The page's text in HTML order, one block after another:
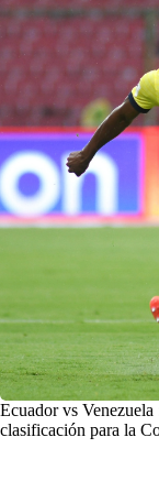
Ecuador vs
clasificación para la